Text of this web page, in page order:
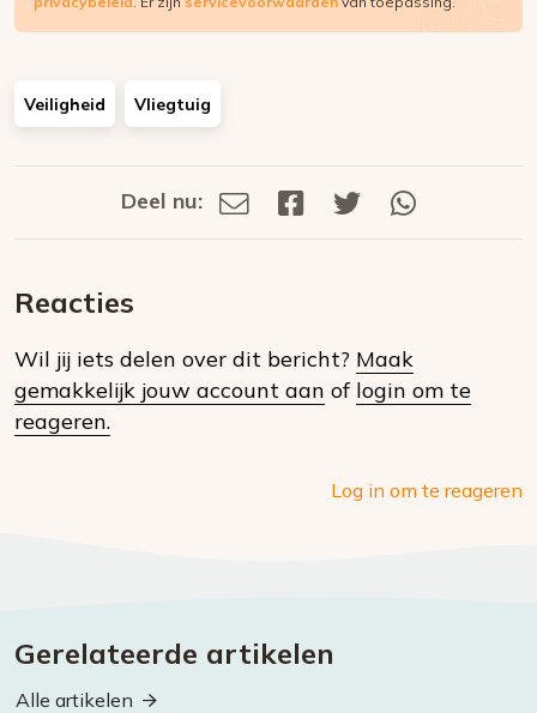
Veiligheid Vliegtuig
Deel
social
media
Deel nu:
Deel
Deel
Deel
Reacties
Wil jij iets delen over dit bericht? Maak
gemakkelijk jouw account aan of login om te
reageren.
Log in om te reageren
Gerelateerde artikelen
Alle artikelen